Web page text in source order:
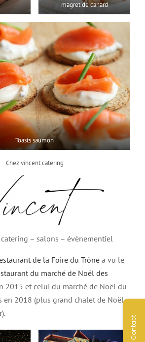
magret de canard
Toasts saumon
Chez vincent catering
– salons – évènementiel
de la Foire du Trône a vu le
du marché de Noël des
2015 et celui du marché de Noël du
en 2018 (plus grand chalet de Noël
Contact